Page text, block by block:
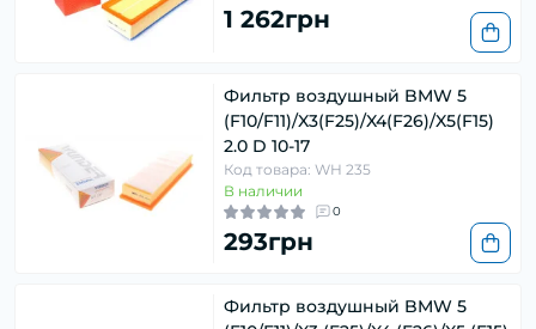
1 262грн
Фильтр воздушный BMW 5
(F10/F11)/X3(F25)/X4(F26)/X5(F15)
2.0 D 10-17
Код товара: WH 235
В наличии
0
293грн
Фильтр воздушный BMW 5